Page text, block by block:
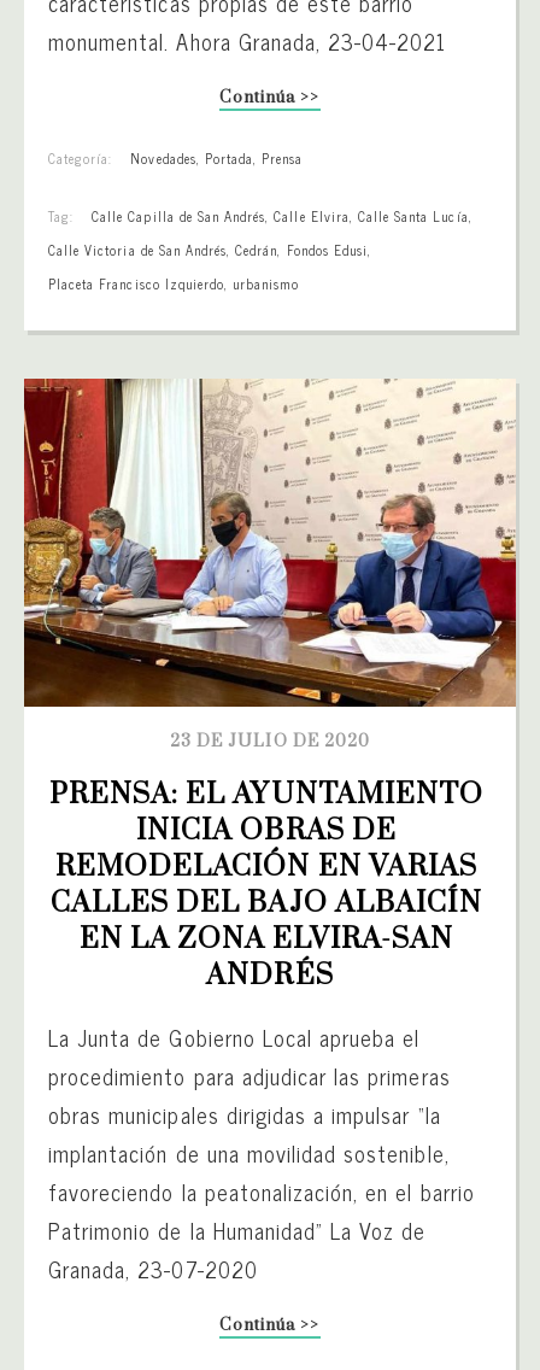
monumental. Ahora Granada, 23-04-2021
Continúa >>
Categoría: Novedades, Portada, Prensa
Tag: Calle Capilla de San Andrés,Calle Elvira, Calle Santa Lucía,
Calle Victoria de San Andrés,Cedrán, Fondos Edusi,
Placeta Francisco Izquierdo, urbanismo
23 DE JULIO DE 2020
PRENSA: EL AYUNTAMIENTO
INICIA OBRAS DE
REMODELACIÓN EN VARIAS
CALLES DEL BAJO ALBAICÍN
EN LA ZONA ELVIRA-SAN
ANDRÉS
La Junta de Gobierno Local aprueba el
procedimiento para adjudicar las primeras
obras municipales dirigidas a impulsar “la
implantación de una movilidad sostenible,
favoreciendo la peatonalización, en el barrio
Patrimonio de la Humanidad” La Voz de
Granada, 23-07-2020
Continúa >>